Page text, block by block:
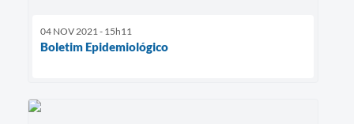
04 NOV 2021 - 15h11
Boletim Epidemiológico